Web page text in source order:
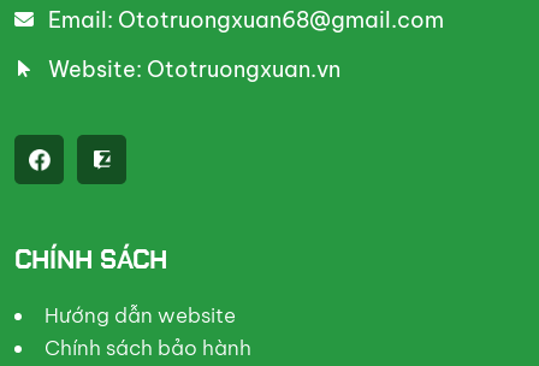
Email: Ototruongxuan68@gmail.com
Website: Ototruongxuan.vn
CHÍNH SÁCH
Hướng dẫn website
Chính sách bảo hành